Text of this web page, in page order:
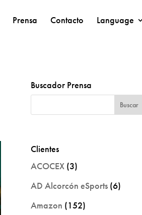
Prensa Contacto Language
Buscador Prensa
Clientes
ACOCEX (3)
AD Alcorcón eSports (6)
Amazon (152)